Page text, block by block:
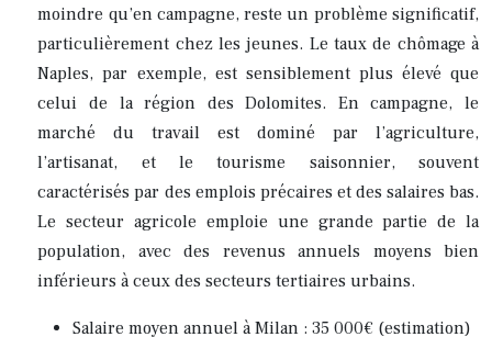
moindre qu’en campagne, reste un problème significatif,
particulièrement chez les jeunes. Le taux de chômage à
Naples, par exemple, est sensiblement plus élevé que
celui de la région des Dolomites. En campagne, le
marché du travail est dominé par l’agriculture,
l’artisanat, et le tourisme saisonnier, souvent
caractérisés par des emplois précaires et des salaires bas.
Le secteur agricole emploie une grande partie de la
population, avec des revenus annuels moyens bien
inférieurs à ceux des secteurs tertiaires urbains.
Salaire moyen annuel à Milan : 35 000€ (estimation)